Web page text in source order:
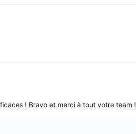
! Bravo et merci à tout votre team !